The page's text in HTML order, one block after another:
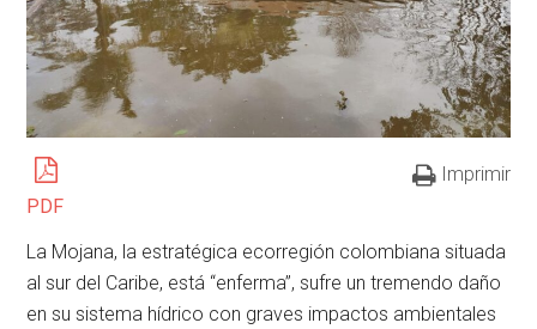
PDF
Imprimir
La Mojana, la estratégica ecorregión colombiana situada
al sur del Caribe, está “enferma”, sufre un tremendo daño
en su sistema hídrico con graves impactos ambientales